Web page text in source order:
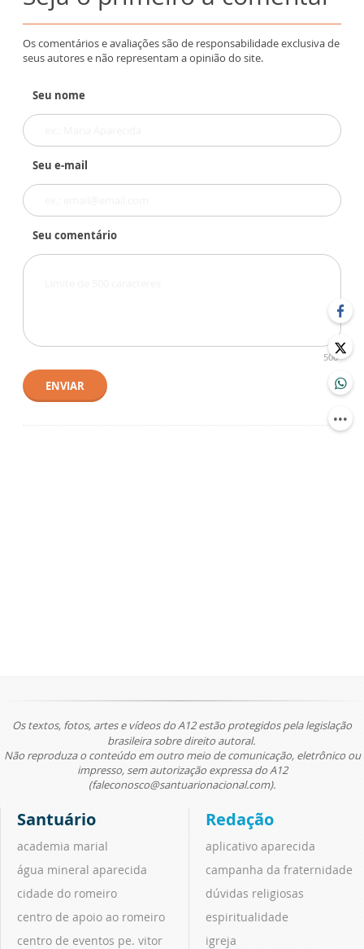
Os comentários e avaliações são de responsabilidade exclusiva de
seus autores e não representam a opinião do site.
Seu nome
Seu e-mail
Seu comentário
500
ENVIAR
Os textos, fotos, artes e vídeos do A12 estão protegidos pela legislação
brasileira sobre direito autoral.
Não reproduza o conteúdo em outro meio de comunicação, eletrônico ou
impresso, sem autorização expressa do A12
(faleconosco@santuarionacional.com).
Santuário
academia marial
água mineral aparecida
cidade do romeiro
centro de apoio ao romeiro
centro de eventos pe. vitor
Redação
aplicativo aparecida
campanha da fraternidade
dúvidas religiosas
espiritualidade
igreja